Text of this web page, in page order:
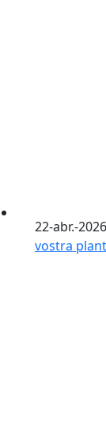
22-abr.-2026
vostra